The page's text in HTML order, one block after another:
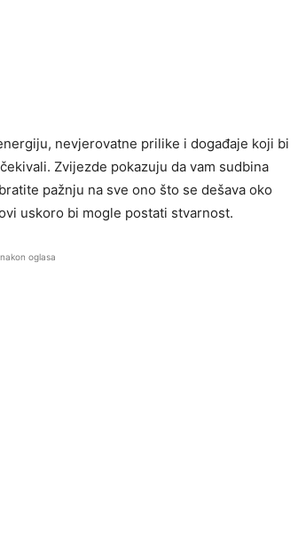
nevjerovatne prilike i događaje koji bi
Zvijezde pokazuju da vam sudbina
pažnju na sve ono što se dešava oko
uskoro bi mogle postati stvarnost.
oglasa